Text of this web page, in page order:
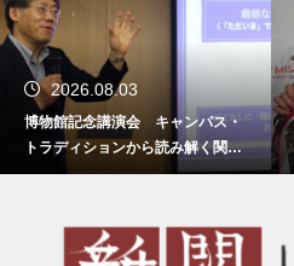
2026.08.03
博物館記念講演会 キャンパス・
トラディションから読み解く関西
学院